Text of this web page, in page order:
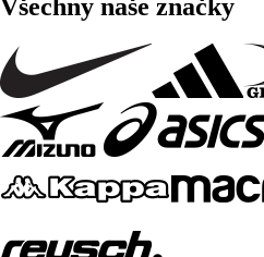
Všechny naše značky